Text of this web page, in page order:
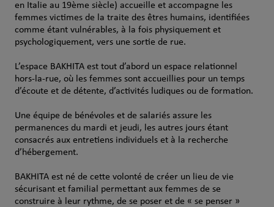
en Italie au 19ème siècle) accueille et accompagne les
femmes victimes de la traite des êtres humains, identifiées
comme étant vulnérables, à la fois physiquement et
psychologiquement, vers une sortie de rue.
L’espace BAKHITA est tout d’abord un espace relationnel
hors-la-rue, où les femmes sont accueillies pour un temps
d’écoute et de détente, d’activités ludiques ou de formation.
Une équipe de bénévoles et de salariés assure les
permanences du mardi et jeudi, les autres jours étant
consacrés aux entretiens individuels et à la recherche
d’hébergement.
BAKHITA est né de cette volonté de créer un lieu de vie
sécurisant et familial permettant aux femmes de se
construire à leur rythme, de se poser et de « se penser »